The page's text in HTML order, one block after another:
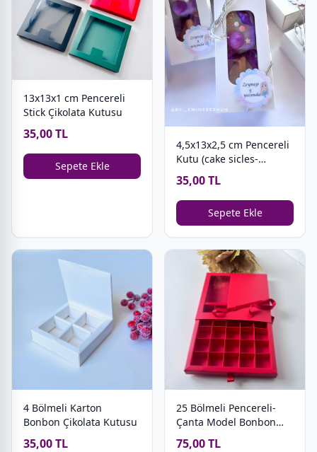
13x13x1 cm Pencereli
Stick Çikolata Kutusu
35,00 TL
Sepete Ekle
4,5x13x2,5 cm Pencereli
Kutu (cake sicles-
magnum cakes)
35,00 TL
Sepete Ekle
4 Bölmeli Karton
Bonbon Çikolata Kutusu
35,00 TL
25 Bölmeli Pencereli-
Çanta Model Bonbon
Çikolata Kutusu
75,00 TL